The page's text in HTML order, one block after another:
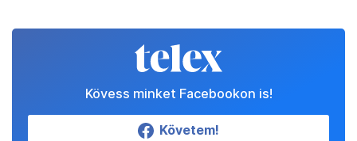
Kövess minket Facebookon is!
Követem!